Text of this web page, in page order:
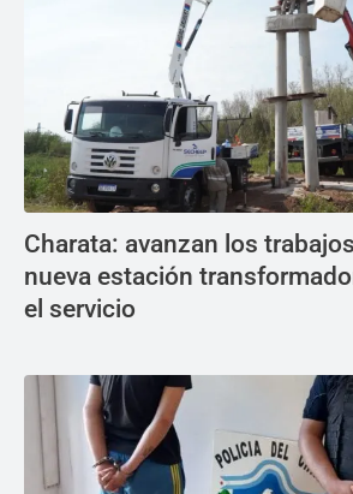
Charata: avanzan los
nueva estación
el servicio